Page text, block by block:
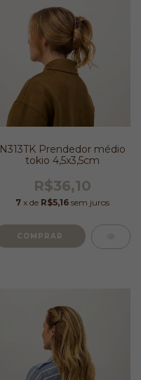
N313TK Prendedor médio
tokio 4,5x3,5cm
R$36,10
7 x de R$5,16 sem juros